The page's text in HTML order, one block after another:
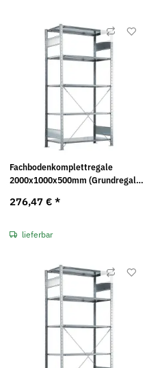
Fachbodenkomplettregale
2000x1000x500mm (Grundregal)
276,47 € *
lieferbar